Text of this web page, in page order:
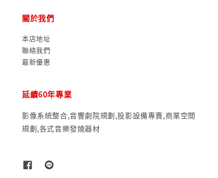
關於我們
本店地址
聯絡我們
最新優惠
延續60年專業
影像系統整合,音響劇院規劃,投影設備專賣,商業空間
規劃,各式音樂發燒器材